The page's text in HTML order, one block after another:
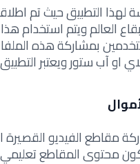
التطبيق حيث تم
كل بقاع العالم ويتم استخدام
بمشاركة هذه
او آب ستور ويعتبر
مقاطع الفيديو القصيرة
محتوى المقاطع تعليمي